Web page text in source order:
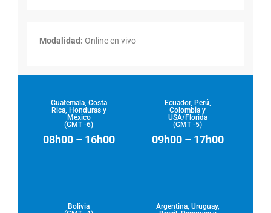
Modalidad: Online en vivo
Guatemala, Costa
Rica, Honduras y
México
(GMT -6)
08h00 – 16h00
Ecuador, Perú,
Colombia y
USA/Florida
(GMT -5)
09h00 – 17h00
Bolivia
Argentina, Uruguay,